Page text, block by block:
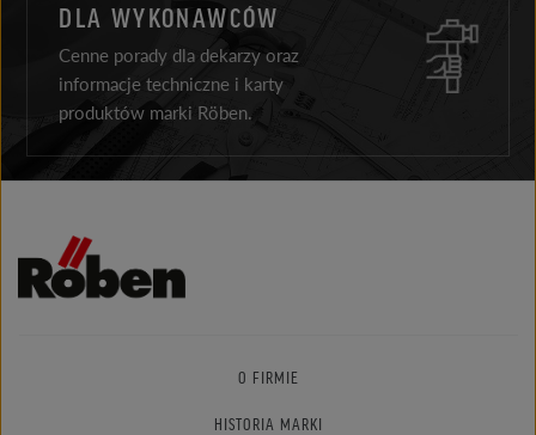
DLA WYKONAWCÓW
Cenne porady dla dekarzy oraz
informacje techniczne i karty
produktów marki Röben.
O FIRMIE
HISTORIA MARKI